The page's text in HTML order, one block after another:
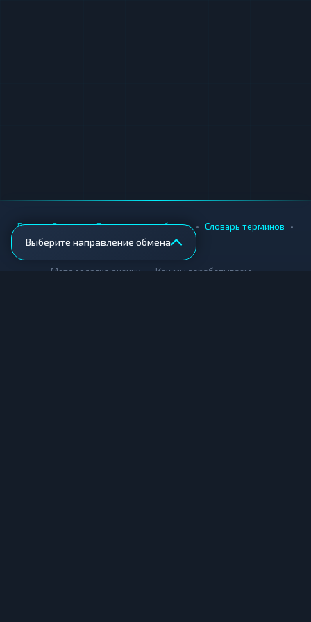
Выберите направление обмена
Вики • Города • Безопасность обмена • Словарь терминов •
AML-проверка
Методология оценки Как мы зарабатываем